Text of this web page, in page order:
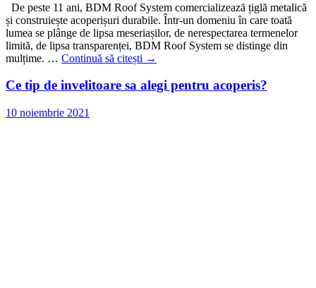
De peste 11 ani, BDM Roof System comercializează țiglă metalică
și construiește acoperișuri durabile. Într-un domeniu în care toată
lumea se plânge de lipsa meseriașilor, de nerespectarea termenelor
limită, de lipsa transparenței, BDM Roof System se distinge din
mulțime. … Continuă să citești →
Ce tip de invelitoare sa alegi pentru acoperis?
10 noiembrie 2021